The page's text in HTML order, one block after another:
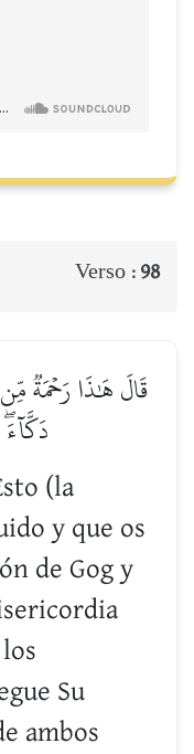
Verso : 98
قَالَ هَٰذَا رَحۡمَةٞ
(la
y que os
de Gog y
Su
ambos